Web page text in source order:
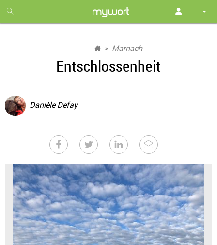
month
free
Marnach
Entschlossenheit
Danièle Defay